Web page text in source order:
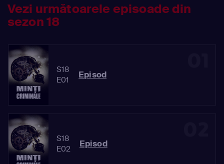
Vezi următoarele episoade din
sezon 18
S18
E01
Episod
S18
E02
Episod